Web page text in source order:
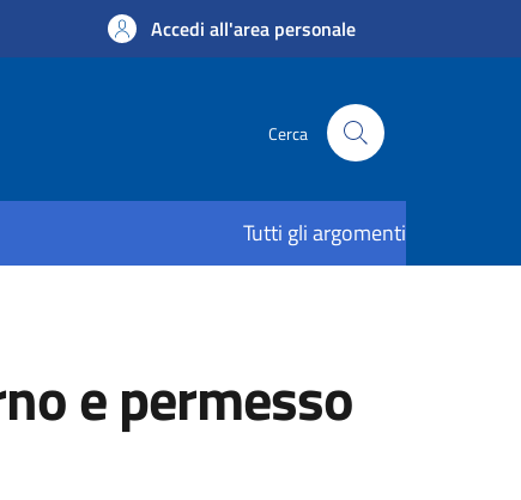
Accedi all'area personale
Cerca
Tutti gli argomenti
e permesso